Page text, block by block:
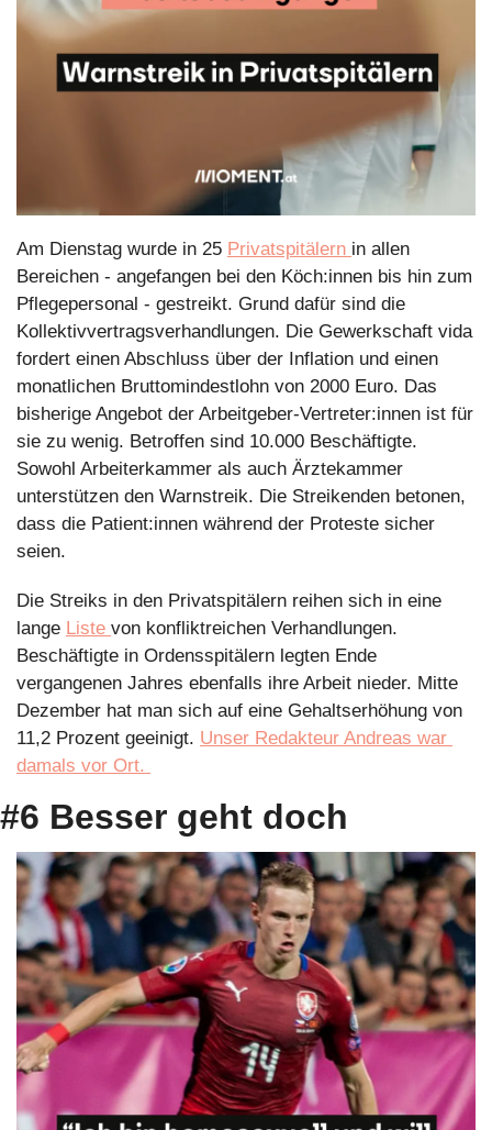
Am Dienstag wurde in 25 Privatspitälern in allen
Bereichen - angefangen bei den Köch:innen bis hin zum
Pflegepersonal - gestreikt. Grund dafür sind die
Kollektivvertragsverhandlungen. Die Gewerkschaft vida
fordert einen Abschluss über der Inflation und einen
monatlichen Bruttomindestlohn von 2000 Euro. Das
bisherige Angebot der Arbeitgeber-Vertreter:innen ist für
sie zu wenig. Betroffen sind 10.000 Beschäftigte.
Sowohl Arbeiterkammer als auch Ärztekammer
unterstützen den Warnstreik. Die Streikenden betonen,
dass die Patient:innen während der Proteste sicher
seien.
Die Streiks in den Privatspitälern reihen sich in eine
lange Liste von konfliktreichen Verhandlungen.
Beschäftigte in Ordensspitälern legten Ende
vergangenen Jahres ebenfalls ihre Arbeit nieder. Mitte
Dezember hat man sich auf eine Gehaltserhöhung von
11,2 Prozent geeinigt. Unser Redakteur Andreas war
damals vor Ort.
#6 Besser geht doch